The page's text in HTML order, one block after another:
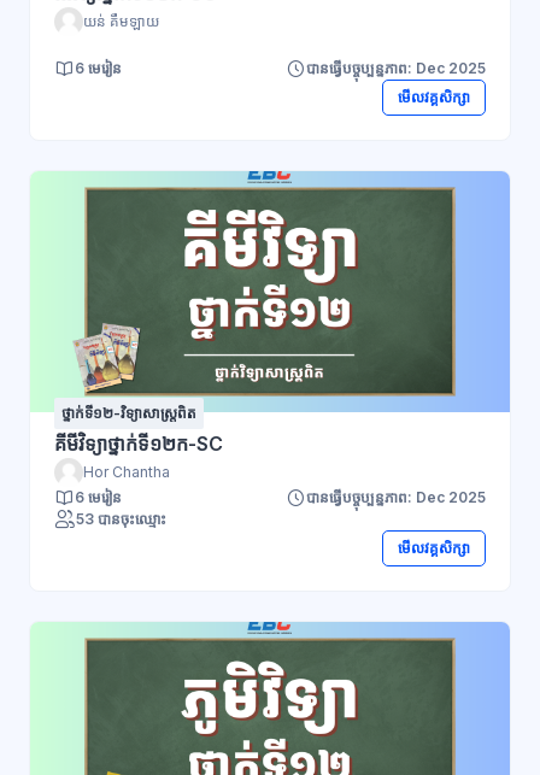
យន់ គឹមឡាយ
6 មេរៀន
បានធ្វើបច្ចុប្បន្នភាព: Dec 2025
មើលវគ្គសិក្សា
ថ្នាក់ទី១២-វិទ្យាសាស្ដ្រពិត
គីមីវិទ្យាថ្នាក់ទី១២ក-SC
Hor Chantha
6 មេរៀន
បានធ្វើបច្ចុប្បន្នភាព: Dec 2025
53 បានចុះឈ្មោះ
មើលវគ្គសិក្សា